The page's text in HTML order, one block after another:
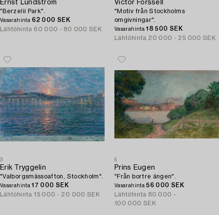
Ernst Lundström
"Berzelii Park".
Vasarahinta 62 000 SEK
Lähtöhinta 60 000 - 80 000 SEK
Victor Forssell
"Motiv från Stockholms
omgivningar".
Vasarahinta18 500 SEK
Lähtöhinta 20 000 - 25 000 SEK
3
Erik Tryggelin
"Valborgsmässoafton, Stockholm".
Vasarahinta17 000 SEK
Lähtöhinta 15 000 - 20 000 SEK
5
Prins Eugen
"Från bortre ängen".
Vasarahinta56 000 SEK
Lähtöhinta 80 000 -
100 000 SEK